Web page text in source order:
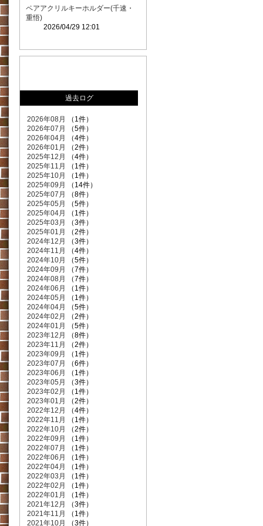
ペアアクリルキーホルダー(千速・
重悟)
2026/04/29 12:01
過去ログ
2026年08月
（1件）
2026年07月
（5件）
2026年04月
（4件）
2026年01月
（2件）
2025年12月
（4件）
2025年11月
（1件）
2025年10月
（1件）
2025年09月
（14件）
2025年07月
（8件）
2025年05月
（5件）
2025年04月
（1件）
2025年03月
（3件）
2025年01月
（2件）
2024年12月
（3件）
2024年11月
（4件）
2024年10月
（5件）
2024年09月
（7件）
2024年08月
（7件）
2024年06月
（1件）
2024年05月
（1件）
2024年04月
（5件）
2024年02月
（2件）
2024年01月
（5件）
2023年12月
（8件）
2023年11月
（2件）
2023年09月
（1件）
2023年07月
（6件）
2023年06月
（1件）
2023年05月
（3件）
2023年02月
（1件）
2023年01月
（2件）
2022年12月
（4件）
2022年11月
（1件）
2022年10月
（2件）
2022年09月
（1件）
2022年07月
（1件）
2022年06月
（1件）
2022年04月
（1件）
2022年03月
（1件）
2022年02月
（1件）
2022年01月
（1件）
2021年12月
（3件）
2021年11月
（1件）
2021年10月
（3件）